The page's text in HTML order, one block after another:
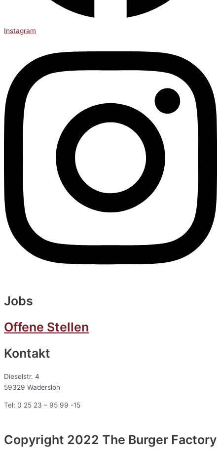
Instagram
Jobs
Offene Stellen
Kontakt
Dieselstr. 4
59329 Wadersloh
Tel: 0 25 23 – 95 99 -15
Copyright 2022 The Burger Factory